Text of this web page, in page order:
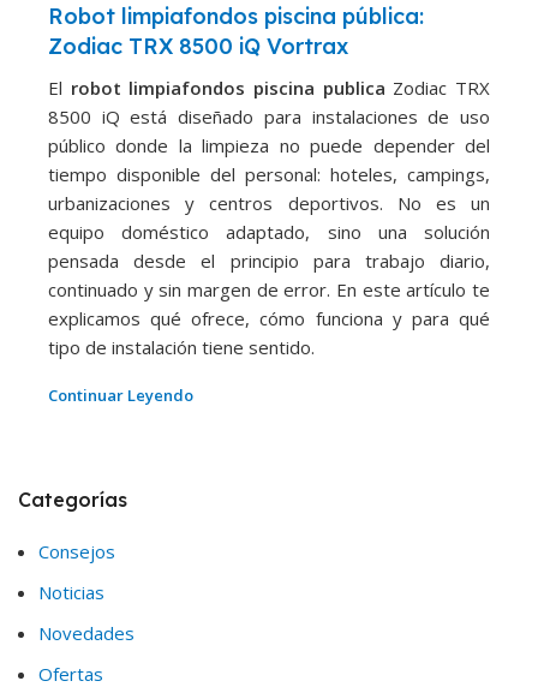
Robot limpiafondos piscina pública:
Zodiac TRX 8500 iQ Vortrax
El robot limpiafondos piscina publica Zodiac TRX
8500 iQ está diseñado para instalaciones de uso
público donde la limpieza no puede depender del
tiempo disponible del personal: hoteles, campings,
urbanizaciones y centros deportivos. No es un
equipo doméstico adaptado, sino una solución
pensada desde el principio para trabajo diario,
continuado y sin margen de error. En este artículo te
explicamos qué ofrece, cómo funciona y para qué
tipo de instalación tiene sentido.
Continuar Leyendo
Categorías
Consejos
Noticias
Novedades
Ofertas